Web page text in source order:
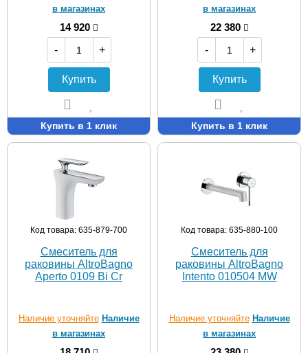
в магазинах
14 920
-
+
Купить
Купить в 1 клик
в магазинах
22 380
-
+
Купить
Купить в 1 клик
Код товара: 635-879-700
Смеситель для
раковины AltroBagno
Aperto 0109 Bi Cr
Наличие уточняйте Наличие
в магазинах
Код товара: 635-880-100
Смеситель для
раковины AltroBagno
Intento 010504 MW
Наличие уточняйте Наличие
в магазинах